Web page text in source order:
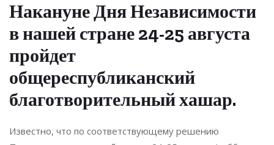
Накануне Дня Независимости
в нашей стране 24-25 августа
пройдет
общереспубликанский
благотворительный хашар.
Известно, что по соответствующему решению